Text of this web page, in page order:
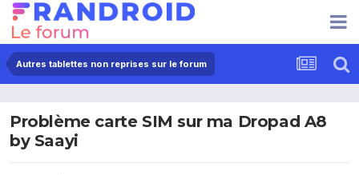
Autres tablettes non reprises sur le forum
Problème carte SIM sur ma Dropad A8
by Saayi